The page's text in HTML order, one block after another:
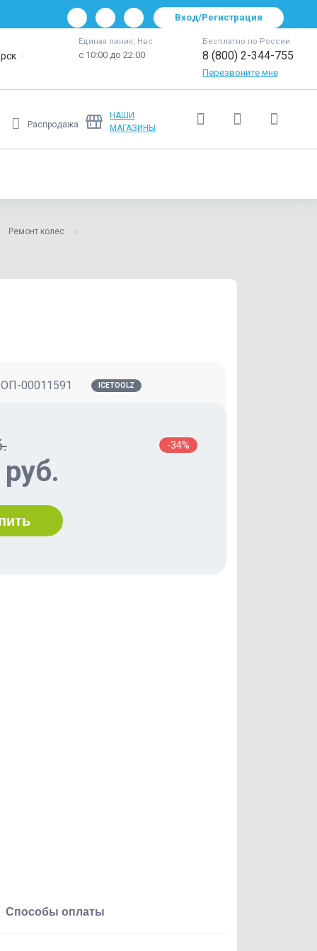
Вход/Регистрация
Единая линия, Нвс
с 10:00 до 22:00
Бесплатно по России
8 (800) 2-344-755
Перезвоните мне
Распродажа
НАШИ
МАГАЗИНЫ
Ремонт колес
ОП-00011591 ICETOOLZ
-34%
Способы оплаты